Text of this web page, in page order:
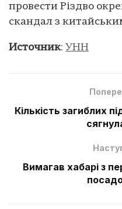
провести Різдво
скандал з
Источник: УНН
Кількість загиблих
Вимагав хабарі з